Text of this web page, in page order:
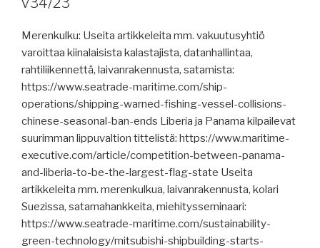
Merenkulku: Useita artikkeleita mm. vakuutusyhtiö
varoittaa kiinalaisista kalastajista, datanhallintaa,
rahtiliikennettä, laivanrakennusta, satamista:
https://www.seatrade-maritime.com/ship-
operations/shipping-warned-fishing-vessel-collisions-
chinese-seasonal-ban-ends Liberia ja Panama kilpailevat
suurimman lippuvaltion tittelistä: https://www.maritime-
executive.com/article/competition-between-panama-
and-liberia-to-be-the-largest-flag-state Useita
artikkeleita mm. merenkulkua, laivanrakennusta, kolari
Suezissa, satamahankkeita, miehitysseminaari:
https://www.seatrade-maritime.com/sustainability-
green-technology/mitsubishi-shipbuilding-starts-